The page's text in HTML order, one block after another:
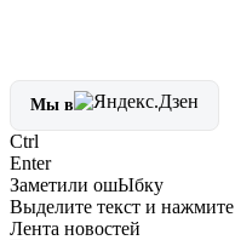
Мы в
Ctrl
Enter
Заметили ошЫбку
Выделите текст и нажмите
Лента новостей